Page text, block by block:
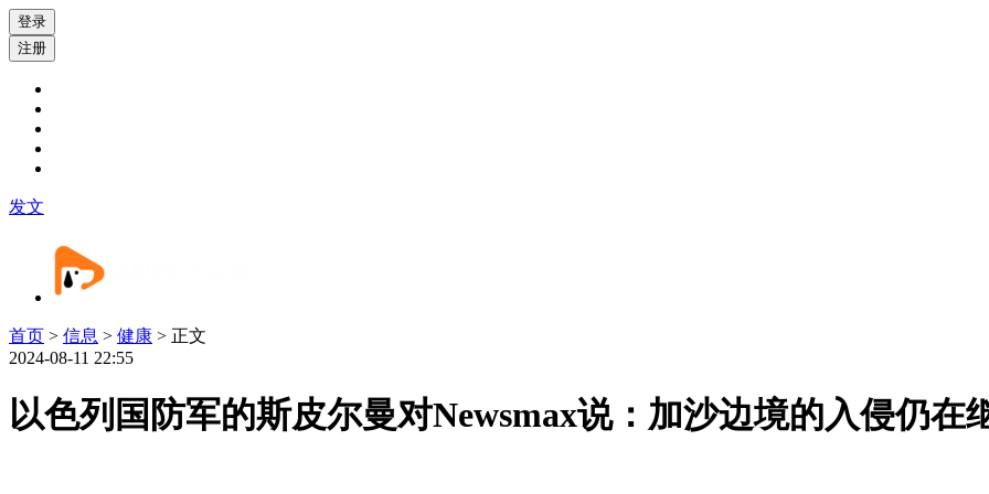
登录
注册
发文
首页 > 信息 > 健康 > 正文
2024-08-11 22:55
以色列国防军的斯皮尔曼对Newsmax说：加沙边境的入侵仍在